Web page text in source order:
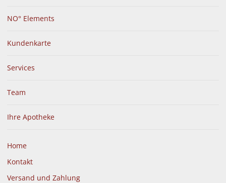
NO° Elements
Kundenkarte
Services
Team
Ihre Apotheke
Home
Kontakt
Versand und Zahlung